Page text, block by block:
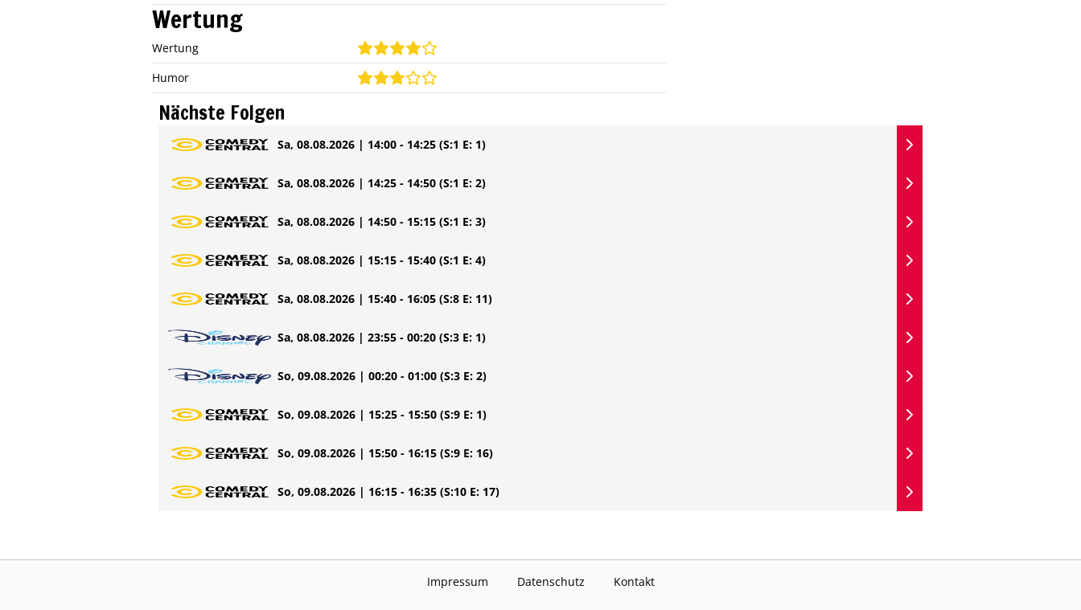
Wertung
Wertung
Humor
Nächste Folgen
Sa, 08.08.2026 | 14:00 - 14:25 (S:1 E: 1)
Sa, 08.08.2026 | 14:25 - 14:50 (S:1 E: 2)
Sa, 08.08.2026 | 14:50 - 15:15 (S:1 E: 3)
Sa, 08.08.2026 | 15:15 - 15:40 (S:1 E: 4)
Sa, 08.08.2026 | 15:40 - 16:05 (S:8 E: 11)
Sa, 08.08.2026 | 23:55 - 00:20 (S:3 E: 1)
So, 09.08.2026 | 00:20 - 01:00 (S:3 E: 2)
So, 09.08.2026 | 15:25 - 15:50 (S:9 E: 1)
So, 09.08.2026 | 15:50 - 16:15 (S:9 E: 16)
So, 09.08.2026 | 16:15 - 16:35 (S:10 E: 17)
Impressum Datenschutz Kontakt